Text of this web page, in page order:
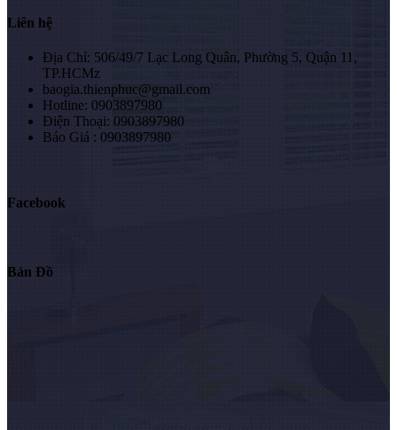
Liên hệ
Địa Chỉ: 506/49/7 Lạc Long Quân, Phường 5, Quận 11,
TP.HCMz
baogia.thienphuc@gmail.com
Hotline: 0903897980
Điện Thoại: 0903897980
Báo Giá : 0903897980
Facebook
Bản Đồ